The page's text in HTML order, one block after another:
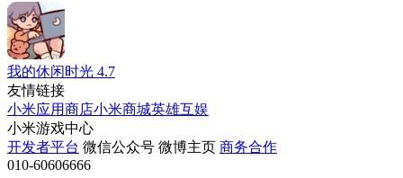
我的休闲时光 4.7
友情链接
小米应用商店小米商城英雄互娱
小米游戏中心
开发者平台 微信公众号 微博主页 商务合作
010-60606666